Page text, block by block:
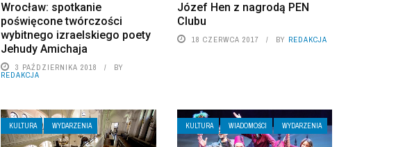
Wrocław: spotkanie
poświęcone twórczości
wybitnego izraelskiego poety
Jehudy Amichaja
3 PAŹDZIERNIKA 2018 BY
REDAKCJA
Józef Hen z nagrodą PEN
Clubu
18 CZERWCA 2017 BY REDAKCJA
KULTURA WYDARZENIA KULTURA WIADOMOŚCI WYDARZENIA